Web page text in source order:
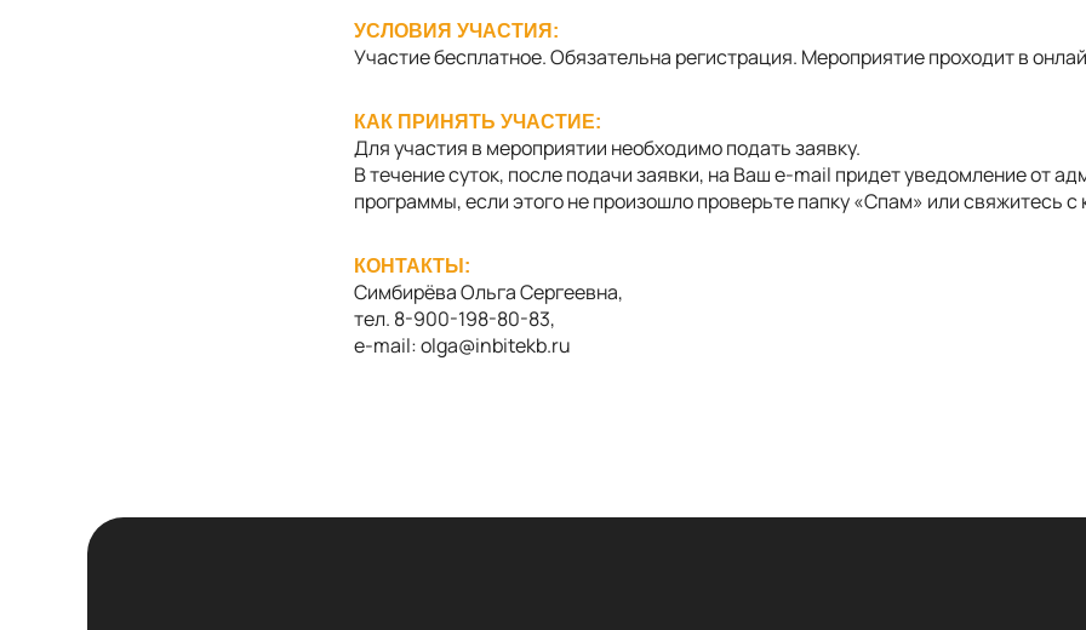
УСЛОВИЯ УЧАСТИЯ:
Участие бесплатное. Обязательна регистрация. Мероприятие проходит в
КАК ПРИНЯТЬ УЧАСТИЕ:
Для участия в мероприятии необходимо подать заявку.
В течение суток, после подачи заявки, на Ваш e-mail придет уведомление от
программы, если этого не произошло проверьте папку «Спам» или свяжитесь
КОНТАКТЫ:
Симбирёва Ольга Сергеевна,
тел. 8-900-198-80-83,
e-mail: olga@inbitekb.ru